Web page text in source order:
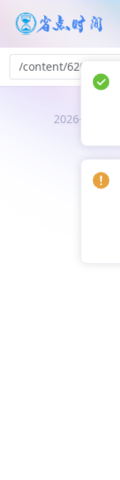
/content/620
2026-08-10